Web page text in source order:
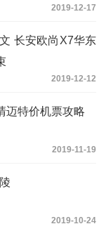
2019-12-17
长安欧尚X7华东
2019-12-12
迈特价机票攻略
2019-11-19
2019-10-24